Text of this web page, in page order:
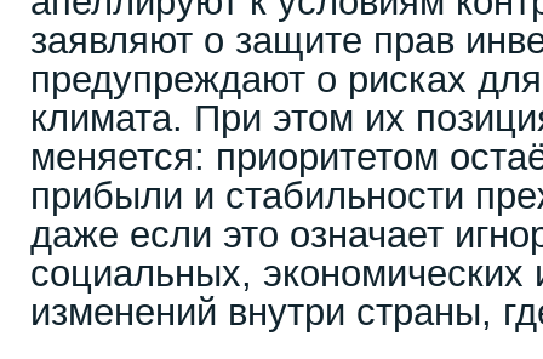
заявляют о защите прав
предупреждают о рисках
климата. При этом их
меняется: приоритетом
прибыли и стабильности
даже если это означает
социальных, экономических
изменений внутри страны,